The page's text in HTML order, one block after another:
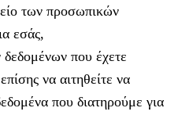
των προσωπικών
εσάς,
που έχετε
να αιτηθείτε να
που διατηρούμε για